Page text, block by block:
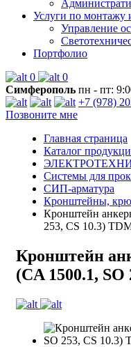
Услуги по монтажу
Управление
Портфолио
0
0
Симферополь пн - пт:
+7 (978)
Позвоните мне
Главная страница
Каталог
Системы для
СИП-арматура
Кронштейны,
Кронштейн
253, CS 10.3)
Кронштейн
(CA 1500.1,